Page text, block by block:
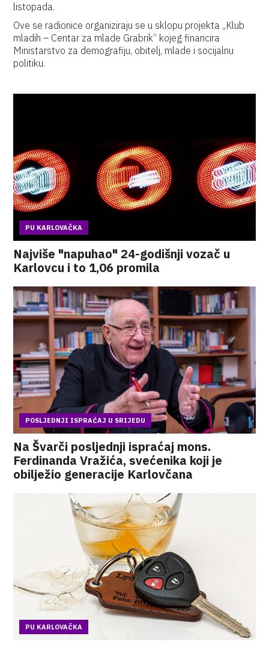
listopada.
Ove se radionice organiziraju se u sklopu projekta „Klub
mladih – Centar za mlade Grabrik“ kojeg financira
Ministarstvo za demografiju, obitelj, mlade i socijalnu
politiku.
PU KARLOVAČKA
Najviše "napuhao" 24-godišnji vozač u
Karlovcu i to 1,06 promila
POSLJEDNJI ISPRAĆAJ U SRIJEDU
Na Švarči posljednji ispraćaj mons.
Ferdinanda Vražića, svećenika koji je
obilježio generacije Karlovčana
PU KARLOVAČKA